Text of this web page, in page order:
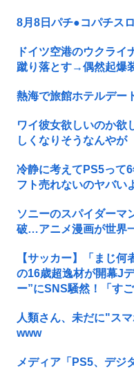
8月8日パチ●コパチス
ドイツ空港のウクラ
蹴り落とす→偶然起爆
熱海で旅館ホテルデー
ワイ彼女欲しいのか欲
しくなりそうなんやが
冷静に考えてPS5って
フト売れないのヤバい
ソニーのスパイダーマ
破…アニメ漫画が世界
【サッカー】「まじ
の16歳超逸材が開幕J
ー”にSNS騒然！「すご
人類さん、未だに"ス
www
メディア「PS5、デジ